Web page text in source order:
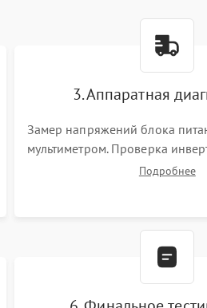
3. Аппаратная
Замер напряжений блока
мультиметром. Проверка
драйвера подсветки.Подробнее